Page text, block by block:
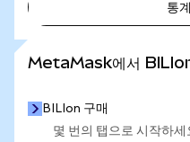
통
MetaMask에서
BILIon 구매
몇 번의 탭으로 시작하세